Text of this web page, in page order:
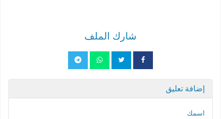
شارك الملف
إضافة تعليق
اسمك